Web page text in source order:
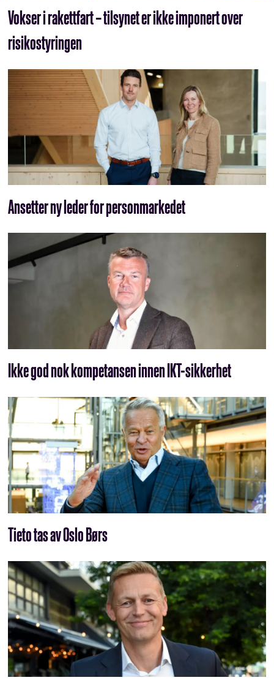
Vokser i rakettfart – tilsynet er ikke imponert over
risikostyringen
Ansetter ny leder for personmarkedet
Ikke god nok kompetansen innen IKT-sikkerhet
Tieto tas av Oslo Børs